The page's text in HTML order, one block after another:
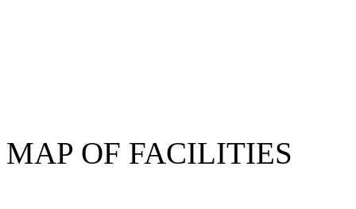
MAP OF FACILITIES